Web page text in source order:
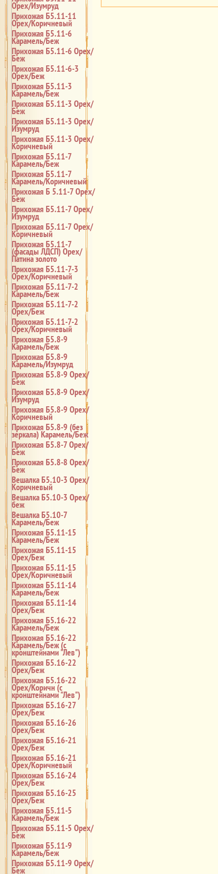
Орех/Изумруд
Прихожая Б5.11-11
Орех/Коричневый
Прихожая Б5.11-6
Карамель/Беж
Прихожая Б5.11-6 Орех/
Беж
Прихожая Б5.11-6-3
Орех/Беж
Прихожая Б5.11-3
Карамель/Беж
Прихожая Б5.11-3 Орех/
Беж
Прихожая Б5.11-3 Орех/
Изумруд
Прихожая Б5.11-3 Орех/
Коричневый
Прихожая Б5.11-7
Карамель/Беж
Прихожая Б5.11-7
Карамель/Коричневый
Прихожая Б 5.11-7 Орех/
Беж
Прихожая Б5.11-7 Орех/
Изумруд
Прихожая Б5.11-7 Орех/
Коричневый
Прихожая Б5.11-7
(фасады ЛДСП) Орех/
Патина золото
Прихожая Б5.11-7-3
Орех/Коричневый
Прихожая Б5.11-7-2
Карамель/Беж
Прихожая Б5.11-7-2
Орех/Беж
Прихожая Б5.11-7-2
Орех/Коричневый
Прихожая Б5.8-9
Карамель/Беж
Прихожая Б5.8-9
Карамель/Изумруд
Прихожая Б5.8-9 Орех/
Беж
Прихожая Б5.8-9 Орех/
Изумруд
Прихожая Б5.8-9 Орех/
Коричневый
Прихожая Б5.8-9 (без
зеркала) Карамель/Беж
Прихожая Б5.8-7 Орех/
Беж
Прихожая Б5.8-8 Орех/
Беж
Вешалка Б5.10-3 Орех/
Коричневый
Вешалка Б5.10-3 Орех/
беж
Вешалка Б5.10-7
Карамель/Беж
Прихожая Б5.11-15
Карамель/Беж
Прихожая Б5.11-15
Орех/Беж
Прихожая Б5.11-15
Орех/Коричневый
Прихожая Б5.11-14
Карамель/Беж
Прихожая Б5.11-14
Орех/Беж
Прихожая Б5.16-22
Карамель/Беж
Прихожая Б5.16-22
Карамель/Беж (с
кронштейнами "Лев")
Прихожая Б5.16-22
Орех/Беж
Прихожая Б5.16-22
Орех/Коричн (с
кронштейнами "Лев")
Прихожая Б5.16-27
Орех/Беж
Прихожая Б5.16-26
Орех/Беж
Прихожая Б5.16-21
Орех/Беж
Прихожая Б5.16-21
Орех/Коричневый
Прихожая Б5.16-24
Орех/Беж
Прихожая Б5.16-25
Орех/Беж
Прихожая Б5.11-5
Карамель/Беж
Прихожая Б5.11-5 Орех/
Беж
Прихожая Б5.11-9
Карамель/Беж
Прихожая Б5.11-9 Орех/
Беж